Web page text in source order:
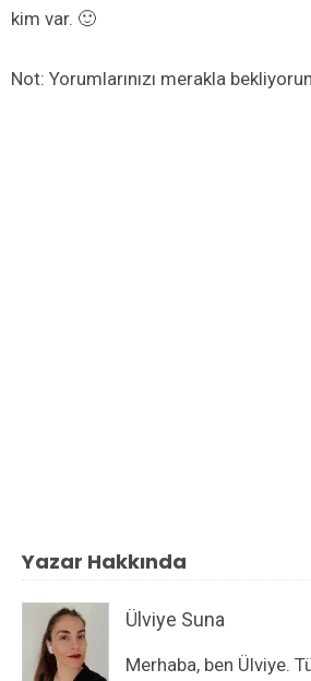
kim var. 🙂
Not: Yorumlarınızı merakla
Yazar Hakkında
Ülviye Suna
Merhaba, ben Ülviye.